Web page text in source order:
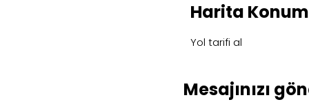
Harita
Yol tarifi al
Mesajınızı